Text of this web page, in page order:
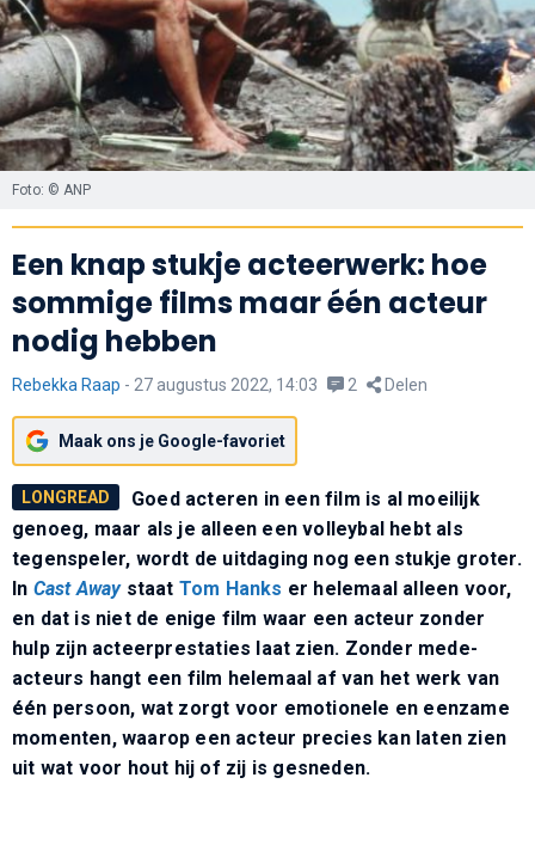
Foto: © ANP
Een knap stukje acteerwerk: hoe
sommige films maar één acteur
nodig hebben
Rebekka Raap - 27 augustus 2022, 14:03 2 Delen
Maak ons je Google-favoriet
LONGREAD
Goed acteren in een film is al moeilijk
genoeg, maar als je alleen een volleybal hebt als
tegenspeler, wordt de uitdaging nog een stukje groter.
In Cast Away staat Tom Hanks er helemaal alleen voor,
en dat is niet de enige film waar een acteur zonder
hulp zijn acteerprestaties laat zien. Zonder mede-
acteurs hangt een film helemaal af van het werk van
één persoon, wat zorgt voor emotionele en eenzame
momenten, waarop een acteur precies kan laten zien
uit wat voor hout hij of zij is gesneden.